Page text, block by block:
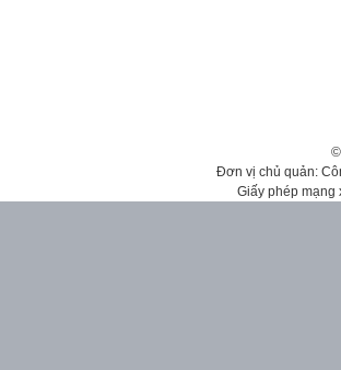
Đơn vị chủ quản:
Giấy phép mạng